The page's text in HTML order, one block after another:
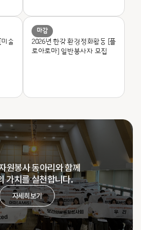
술
마감
2026년 한강 환경정화활동 [플
로아로마] 일반봉사자 모집
원봉사 동아리와 함께
가치를 실천합니다.
자세히보기